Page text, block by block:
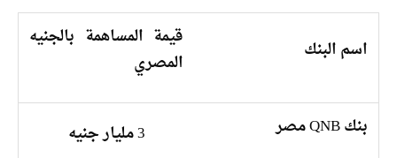
اسم البنك
قيمة المساهمة بالجنيه
المصري
بنك QNB مصر
3 مليار جنيه